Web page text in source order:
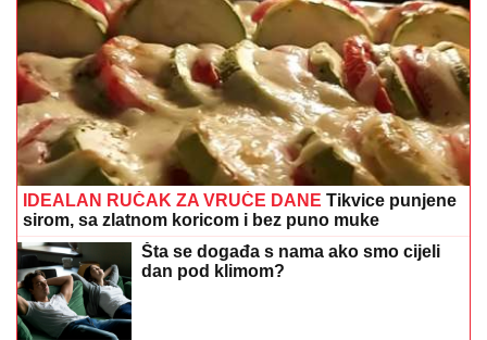
IDEALAN RUČAK ZA VRUĆE DANE Tikvice punjene
sirom, sa zlatnom koricom i bez puno muke
Šta se događa s nama ako smo cijeli
dan pod klimom?